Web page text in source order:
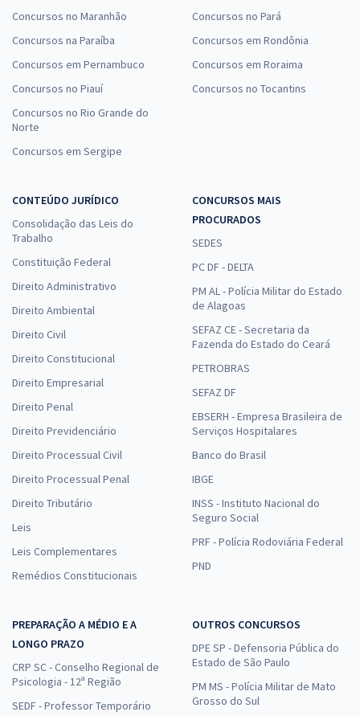
Concursos no Maranhão
Concursos na Paraíba
Concursos em Pernambuco
Concursos no Piauí
Concursos no Rio Grande do
Norte
Concursos em Sergipe
Concursos no Pará
Concursos em Rondônia
Concursos em Roraima
Concursos no Tocantins
CONTEÚDO JURÍDICO
Consolidação das Leis do
Trabalho
Constituição Federal
Direito Administrativo
Direito Ambiental
Direito Civil
Direito Constitucional
Direito Empresarial
Direito Penal
Direito Previdenciário
Direito Processual Civil
Direito Processual Penal
Direito Tributário
Leis
Leis Complementares
Remédios Constitucionais
CONCURSOS MAIS
PROCURADOS
SEDES
PC DF - DELTA
PM AL - Polícia Militar do Estado
de Alagoas
SEFAZ CE - Secretaria da
Fazenda do Estado do Ceará
PETROBRAS
SEFAZ DF
EBSERH - Empresa Brasileira de
Serviços Hospitalares
Banco do Brasil
IBGE
INSS - Instituto Nacional do
Seguro Social
PRF - Polícia Rodoviária Federal
PND
PREPARAÇÃO A MÉDIO E A
LONGO PRAZO
CRP SC - Conselho Regional de
Psicologia - 12ª Região
SEDF - Professor Temporário
OUTROS CONCURSOS
DPE SP - Defensoria Pública do
Estado de São Paulo
PM MS - Polícia Militar de Mato
Grosso do Sul